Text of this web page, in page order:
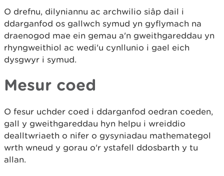
O drefnu, dilyniannu ac archwilio siâp dail i
ddarganfod os gallwch symud yn gyflymach na
draenogod mae ein gemau a'n gweithgareddau yn
rhyngweithiol ac wedi'u cynllunio i gael eich
dysgwyr i symud.
Mesur coed
O fesur uchder coed i ddarganfod oedran coeden,
gall y gweithgareddau hyn helpu i wreiddio
dealltwriaeth o nifer o gysyniadau mathemategol
wrth wneud y gorau o'r ystafell ddosbarth y tu
allan.